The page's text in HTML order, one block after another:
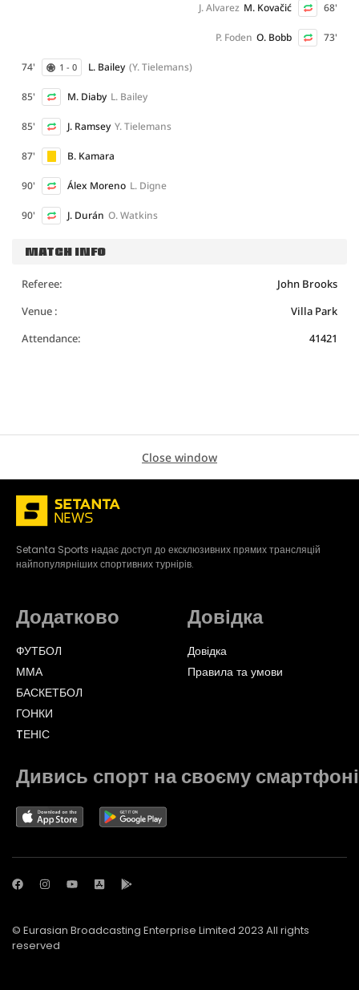
68'
M. Kovačić
J. Alvarez
73'
O. Bobb
P. Foden
74' 1 - 0 L. Bailey (Y. Tielemans)
85' M. Diaby L. Bailey
85' J. Ramsey Y. Tielemans
87' B. Kamara
90' Álex Moreno L. Digne
90' J. Durán O. Watkins
MATCH INFO
Referee:
John Brooks
Venue :
Villa Park
Attendance:
41421
Close window
Setanta Sports надає доступ до ексклюзивних прямих трансляцій
найпопулярніших спортивних турнірів.
Додатково
ФУТБОЛ
ММА
БАСКЕТБОЛ
ГОНКИ
TЕНІС
Довідка
Довідка
Правила та умови
Дивись спорт на своєму смартфоні
© Eurasian Broadcasting Enterprise Limited 2023 All rights
reserved